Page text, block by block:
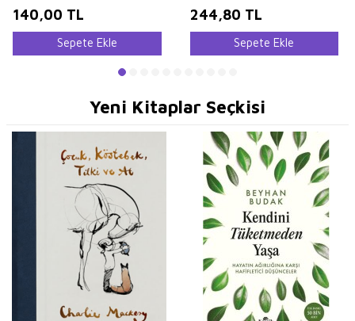
140,00 TL
Sepete Ekle
244,80 TL
Sepete Ekle
Yeni Kitaplar Seçkisi